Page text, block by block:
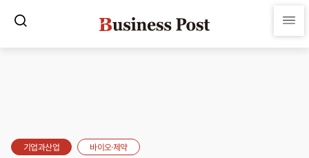
기업과산업 바이오·제약